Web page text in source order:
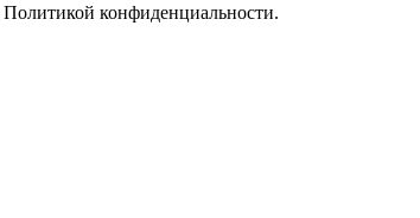
Политикой конфиденциальности.